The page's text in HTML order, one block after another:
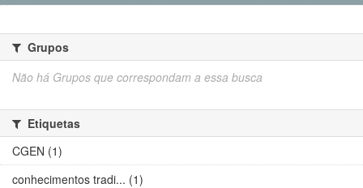
Grupos
Não há Grupos que correspondam a essa busca
Etiquetas
CGEN (1)
conhecimentos tradi... (1)